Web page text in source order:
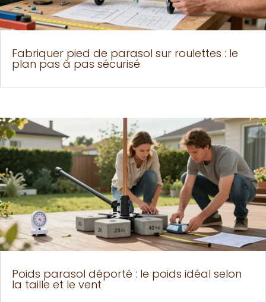
Fabriquer pied de parasol sur roulettes : le
plan pas à pas sécurisé
Poids parasol déporté : le poids idéal selon
la taille et le vent